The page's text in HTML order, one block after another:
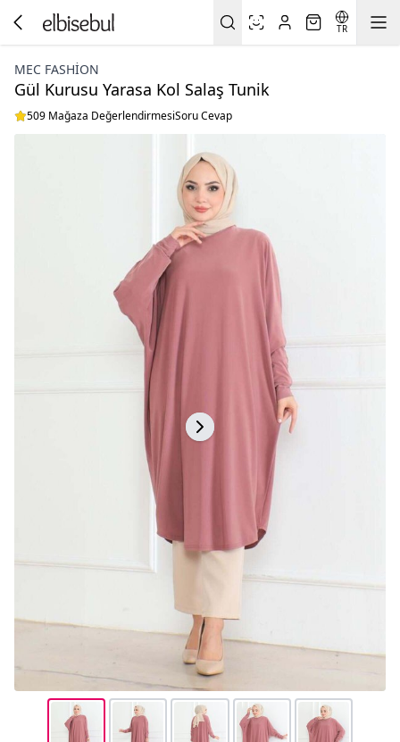
TR
MEC FASHION
Gül Kurusu Yarasa Kol Salaş Tunik
509 Mağaza DeğerlendirmesiSoru Cevap